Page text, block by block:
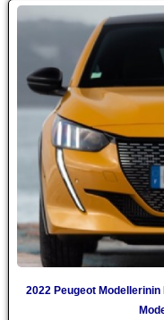
2022 Peugeot Modellerinin